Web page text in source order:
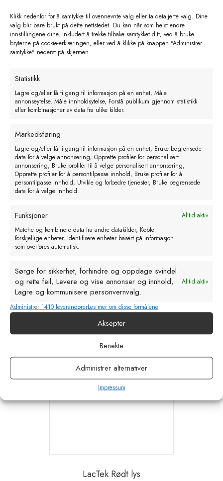
Klikk nedenfor for å samtykke til ovennevnte valg eller ta detaljerte valg. Dine
valg blir bare brukt på dette nettstedet. Du kan når som helst endre
innstillingene dine, inkludert å trekke tilbake samtykket ditt, ved å bruke
bryterne på cookie-erklæringen, eller ved å klikke på knappen "Administrer
samtykke" nederst på skjermen.
Statistikk
Lagre og/eller få tilgang til informasjon på en enhet, Måle
annonseytelse, Måle innholdsytelse, Forstå publikum gjennom statistikk
eller kombinasjoner av data fra ulike kilder.
Markedsføring
Lagre og/eller få tilgang til informasjon på en enhet, Bruke begrensede
data for å velge annonsering, Opprette profiler for personalisert
annonsering, Bruke profiler til å velge personalisert annonsering,
Opprette profiler for å persontilpasse innhold, Bruke profiler for å
persontilpasse innhold, Utvikle og forbedre tjenester, Bruke begrensede
data for å velge innhold.
Funksjoner
Alltid aktiv
Matche og kombinere data fra andre datakilder, Koble
forskjellige enheter, Identifisere enheter basert på informasjon
som overføres automatisk.
Sørge for sikkerhet, forhindre og oppdage svindel
og rette feil, Levere og vise annonser og innhold,
Lagre og kommunisere personvernvalg.
Alltid aktiv
Administrer 1410 leverandørerLes mer om disse formålene
Aksepter
Benekte
Administrer alternativer
Impressum
LacTek Pulverskrue/ spiral
kr450,00 eks. MVA
LacTek myk lammesmokk
kr22,00 eks. MVA
Legg i handlekurv
LacTek Rødt lys